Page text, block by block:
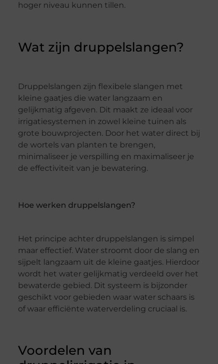
hoger niveau kunnen tillen.
Wat zijn druppelslangen?
Druppelslangen zijn flexibele slangen met
kleine gaatjes die water langzaam en
gelijkmatig afgeven. Dit maakt ze ideaal voor
irrigatiesystemen in zowel kleine tuinen als
grote bouwprojecten. Door het water direct bij
de wortels van planten te brengen,
minimaliseer je verspilling en maximaliseer je
de effectiviteit van je bewatering.
Hoe werken druppelslangen?
Het principe achter druppelslangen is simpel
maar effectief. Water stroomt door de slang en
sijpelt langzaam uit de kleine gaatjes. Hierdoor
wordt het water gelijkmatig verdeeld over het
bewaterde gebied. Dit systeem is bijzonder
geschikt voor gebieden waar water schaars is
of waar efficiënte waterverdeling cruciaal is.
Voordelen van